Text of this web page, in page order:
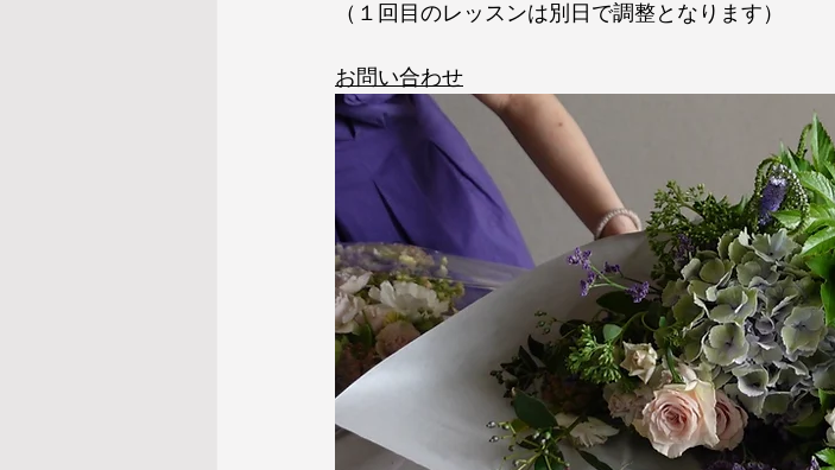
（１回目のレッスンは別日で調整となります）
お問い合わせ